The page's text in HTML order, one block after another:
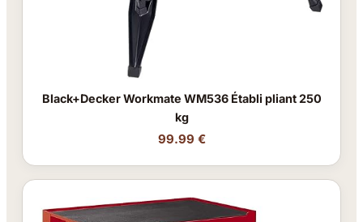
Black+Decker Workmate WM536 Établi pliant 250
kg
99.99 €